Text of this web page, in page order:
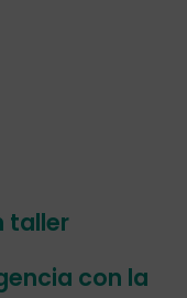
taller
con la